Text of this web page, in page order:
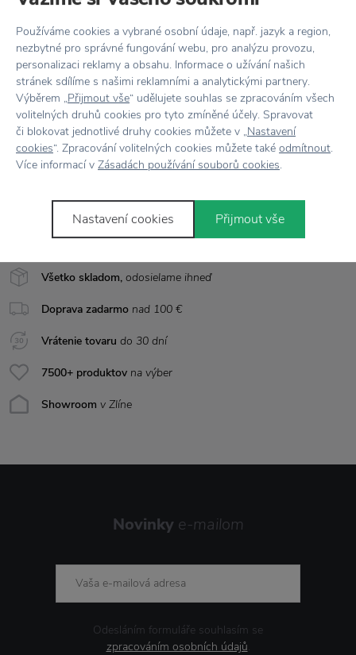
Všetko skladom, odosielame ihneď
Doprava zadarmo nad 100 €
Vrátenie tovaru do 30 dní
7500+ produktov na výber
Showroom v Zlíne
Vlastnosti
Kód produktu 20180303d
Balenie 3 ks
Farba
Materiál
V: 3 cm x Š: 2 cm
Novinky e-mailom
Odesláním formuláře souhlasím se
zpracováním osobních údajů.
Používáme cookies a vybrané osobní údaje, např. jazyk a region,
nezbytné pro správné fungování webu, pro analýzu provozu,
personalizaci reklamy a obsahu. Informace o užívání našich
stránek sdílíme s našimi reklamními a analytickými partnery.
Výběrem „Přijmout vše“ udělujete souhlas se zpracováním všech
volitelných druhů cookies pro tyto zmíněné účely. Spravovat
či blokovat jednotlivé druhy cookies můžete v „Nastavení
cookies“. Zpracování volitelných cookies můžete také odmítnout.
Více informací v Zásadách používání souborů cookies.
Nastavení cookies Přijmout vše